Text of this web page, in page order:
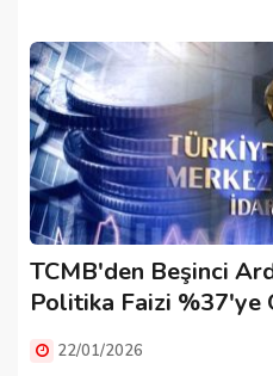
TCMB'den Beşinci
Politika Faizi %37'ye
22/01/2026